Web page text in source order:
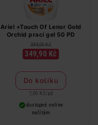
Ariel +Touch Of Lenor Gold
Orchid prací gel 50 PD
399,00 Kč
349,90 Kč
Do košíku
7,00 Kč/ pd
dostupné online
načítám